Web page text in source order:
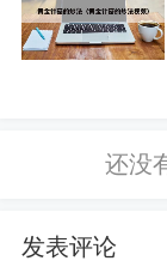
炒黄金是指进
黄金、现货黄
行报价在账面
炒黄金是一种
发表评论